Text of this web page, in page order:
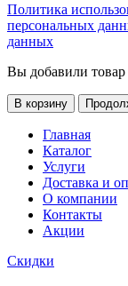
Политика
персональных
данных
Вы добавили товар
В корзину
Главная
Каталог
Услуги
Доставка и
О компании
Контакты
Акции
Скидки